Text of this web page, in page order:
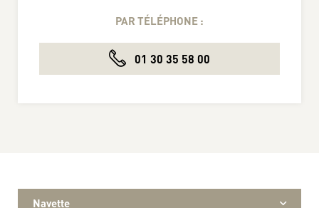
PAR TÉLÉPHONE :
01 30 35 58 00
Navette